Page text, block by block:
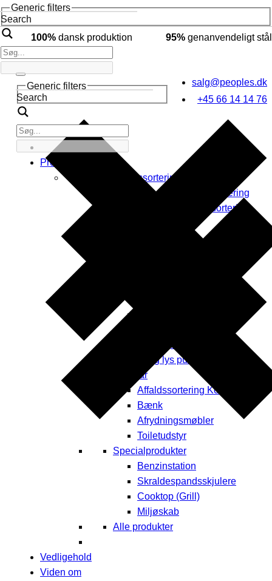
Search
Generic filters
100% dansk produktion 95% genanvendeligt stål
salg@peoples.dk
+45 66 14 14 76
Search
Generic filters
Produkter
Affaldssortering
Indendørs affaldssortering
Udendørs affaldssortering
El og lys pullerter
Inventar
Affaldssortering Kontor
Bænk
Afrydningsmøbler
Toiletudstyr
Specialprodukter
Benzinstation
Skraldespandsskjulere
Cooktop (Grill)
Miljøskab
Alle produkter
Vedligehold
Viden om